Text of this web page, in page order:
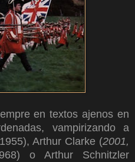
en textos ajenos en
vampirizando a
Arthur Clarke (2001,
o Arthur Schnitzler